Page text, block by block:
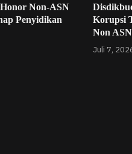
Non-ASN
Penyidikan
Korupsi
Non ASN
Juli 7,